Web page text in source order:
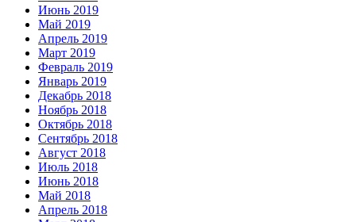
Июнь 2019
Май 2019
Апрель 2019
Март 2019
Февраль 2019
Январь 2019
Декабрь 2018
Ноябрь 2018
Октябрь 2018
Сентябрь 2018
Август 2018
Июль 2018
Июнь 2018
Май 2018
Апрель 2018